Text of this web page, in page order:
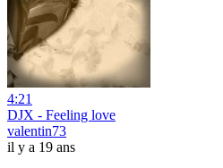
4:21
DJX - Feeling love
valentin73
il y a 19 ans